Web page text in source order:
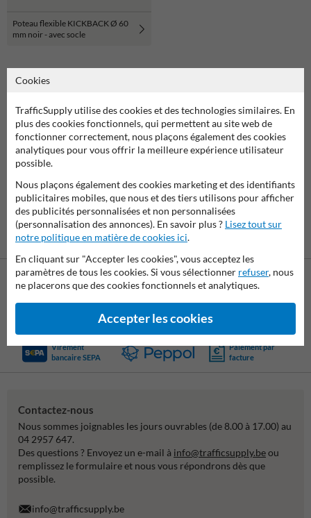
Poteau flexible KICKBACK Ø 60
mm noir - avec socle
Kickback© est la solution !
Kickback© est un mécanisme à ressort composé d'un ressort plastifié
en acier, d'un câble en acier inoxydable, d'un joint en plastique
Ce mécanisme résistant aux chocs est monté dans des poteaux en
polyéthylène de 6 mm d'épaisseur sur lesquels peuvent être montés
des panneaux de signalisation.
Virement
bancaire SEPA
Paiement par
facture
Contactez-nous
Nous sommes joignables les jours ouvrables (de 8.00 à 17.00) au
04 2957 647.
Des questions ? Envoyez un e-mail à info@trafficsupply.beou
remplissez le formulaire et nous vous répondrons dès que
possible.
info@trafficsupply.be
Cookies
TrafficSupply utilise des cookies et des technologies similaires. En
plus des cookies fonctionnels, qui permettent au site web de
fonctionner correctement, nous plaçons également des cookies
analytiques pour vous offrir la meilleure expérience utilisateur
possible.
Nous plaçons également des cookies marketing et des identifiants
publicitaires mobiles, que nous et des tiers utilisons pour afficher
des publicités personnalisées et non personnalisées
(personnalisation des annonces). En savoir plus ? Lisez tout sur
notre politique en matière de cookies ici.
En cliquant sur "Accepter les cookies", vous acceptez les
paramètres de tous les cookies. Si vous sélectionner refuser, nous
ne placerons que des cookies fonctionnels et analytiques.
Accepter les cookies